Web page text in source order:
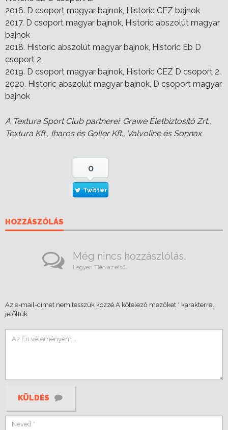
2016. D csoport magyar bajnok, Historic CEZ bajnok
2017. D csoport magyar bajnok, Historic abszolút magyar
bajnok
2018. Historic abszolút magyar bajnok, Historic Eb D
csoport 2.
2019. D csoport magyar bajnok, Historic CEZ D csoport 2.
2020. Historic abszolút magyar bajnok, D csoport magyar
bajnok
A Textura Sport Club partnerei: Grawe Életbiztosító Zrt.,
Textura Kft., Iharos és Goller Kft., Valvoline és Sonnax
0
Twitter
HOZZÁSZÓLÁS
Még nincs hozzászlólás.
Legyen Tiéd az első.
Az e-mail-címet nem tesszük közzé. A kötelező mezőket * karakterrel
jelöltük
KÜLDÉS